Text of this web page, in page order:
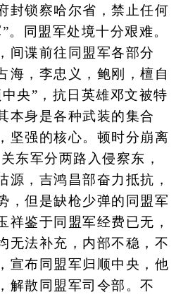
封锁察哈尔省，禁止任何
。同盟军处境十分艰难。
间谍前往同盟军各部分
海，李忠义，鲍刚，檀自
央”，抗日英雄邓文被特
本身是各种武装的集合
坚强的核心。顿时分崩离
东军分两路入侵察东，
源，吉鸿昌部奋力抵抗，
，但是缺枪少弹的同盟军
祥鉴于同盟军经费已无，
无法补充，内部不稳，不
宣布同盟军归顺中央，他
解散同盟军司令部。不